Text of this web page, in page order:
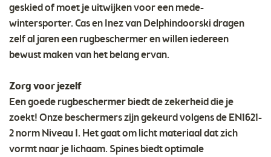
geskied of moet je uitwijken voor een mede-
wintersporter. Cas en Inez van Delphindoorski dragen
zelf al jaren een rugbeschermer en willen iedereen
bewust maken van het belang ervan.
Zorg voor jezelf
Een goede rugbeschermer biedt de zekerheid die je
zoekt! Onze beschermers zijn gekeurd volgens de EN1621-
2 norm Niveau 1. Het gaat om licht materiaal dat zich
vormt naar je lichaam. Spines biedt optimale